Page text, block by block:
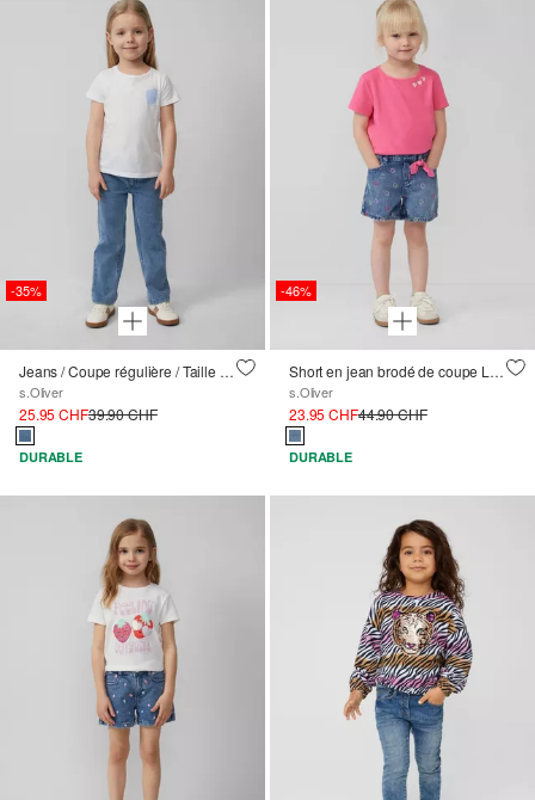
-35%
Jeans / Coupe régulière / Taille moyenne / Jambe droite / Ajustement de la largeur intérieure
s.Oliver
25.95 CHF39.90 CHF
DURABLE
-46%
Short en jean brodé de coupe Loose Fit à nœud
s.Oliver
23.95 CHF44.90 CHF
DURABLE